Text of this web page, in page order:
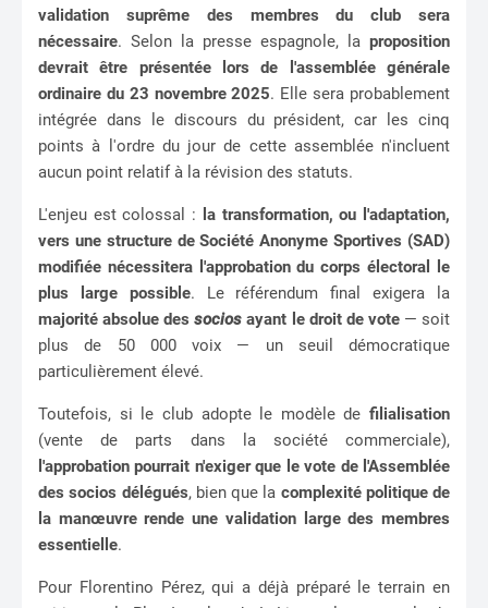
validation suprême des membres du club sera
nécessaire. Selon la presse espagnole, la proposition
devrait être présentée lors de l'assemblée générale
ordinaire du 23 novembre 2025. Elle sera probablement
intégrée dans le discours du président, car les cinq
points à l'ordre du jour de cette assemblée n'incluent
aucun point relatif à la révision des statuts.
L'enjeu est colossal :
la transformation, ou l'adaptation,
vers une structure de Société Anonyme Sportives (SAD)
modifiée nécessitera l'approbation du corps électoral le
plus large possible. Le référendum final exigera la
majorité absolue dessocios ayant le droit de vote— soit
plus de 50 000 voix — un seuil démocratique
particulièrement élevé.
Toutefois, si le club adopte le modèle de filialisation
(vente de parts dans la société commerciale),
l'approbation pourrait n'exiger que le vote de l'Assemblée
des socios délégués, bien que la complexité politique de
la manœuvre rende une validation large des membres
essentielle.
Pour Florentino Pérez, qui a déjà préparé le terrain en